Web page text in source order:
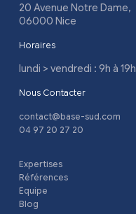
20 Avenue Notre Dame,
06000 Nice
Horaires
lundi > vendredi : 9h à 19h
Nous Contacter
contact@base-sud.com
04 97 20 27 20
Expertises
Références
Equipe
Blog